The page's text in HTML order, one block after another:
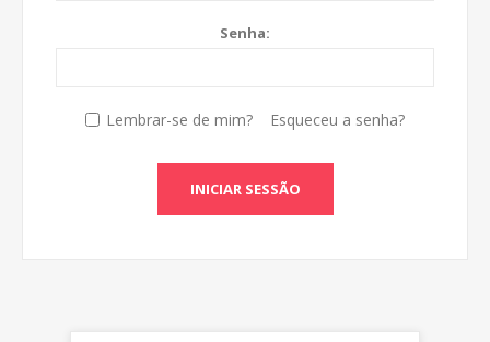
Senha:
Lembrar-se de mim? Esqueceu a senha?
INICIAR SESSÃO